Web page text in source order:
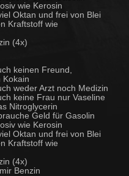
wie Kerosin
Oktan und frei von Blei
Kraftstoff wie
(4x)
keinen Freund,
Kokain
weder Arzt noch Medizin
keine Frau nur Vaseline
Nitroglycerin
Geld für Gasolin
wie Kerosin
Oktan und frei von Blei
Kraftstoff wie
(4x)
Benzin